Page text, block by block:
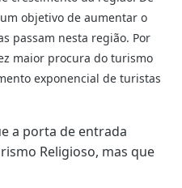
objetivo de aumentar o
passam nesta região. Por
maior procura do turismo
exponencial de turistas
a porta de entrada
Religioso, mas que